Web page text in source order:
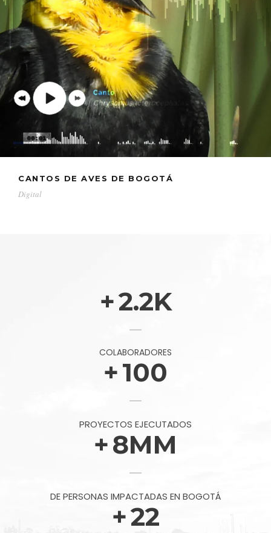
CANTOS DE AVES DE BOGOTÁ
Digital
+2.2K
COLABORADORES
+100
PROYECTOS EJECUTADOS
+8MM
DE PERSONAS IMPACTADAS EN BOGOTÁ
+22